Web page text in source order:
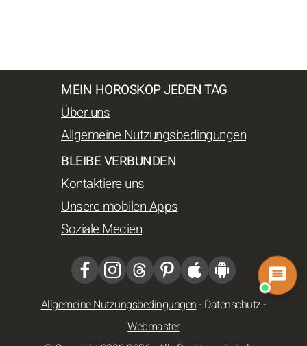
MEIN HOROSKOP JEDEN TAG
Über uns
Allgemeine Nutzungsbedingungen
BLEIBE VERBUNDEN
Kontaktiere uns
Unsere mobilen Apps
Soziale Medien
Allgemeine Nutzungsbedingungen- Datenschutz-
Webmaster